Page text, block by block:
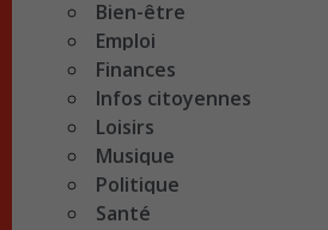
Bien-être
Emploi
Finances
Infos citoyennes
Loisirs
Musique
Politique
Santé